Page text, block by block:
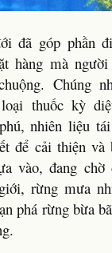
đã góp phần
hàng mà
Chúng
thuốc kỳ
nhiên liệu
để cải thiện và
vào, đang chờ
rừng mưa
phá rừng bừa